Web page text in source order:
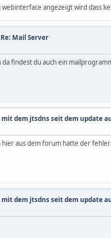
webinterface angezeigt wird dass
Re: Mail Server
findest du auch ein
mit dem jtsdns seit dem update
hier aus dem forum hatte der
mit dem jtsdns seit dem update